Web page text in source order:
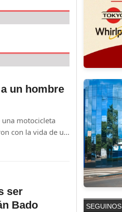
un hombre
una motocicleta
con la vida de un
ser
Bado
SEGUINOS